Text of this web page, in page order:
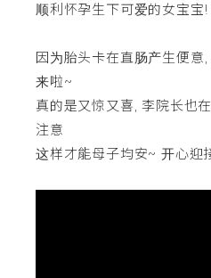
顺利怀孕生下可爱的女宝宝
因为胎头卡在直肠产生便意
来啦~
真的是又惊又喜, 李院长也
注意
这样才能母子均安~ 开心迎